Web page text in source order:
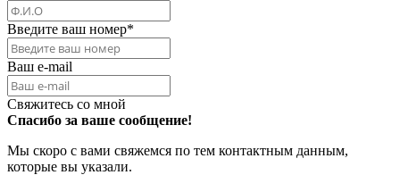
Введите ваш номер*
Ваш e-mail
Свяжитесь со мной
Спасибо за ваше сообщение!
Мы скоро с вами свяжемся по тем контактным данным,
которые вы указали.